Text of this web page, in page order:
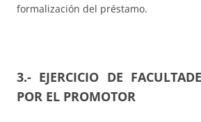
formalización del préstamo.
3.- EJERCICIO DE
POR EL PROMOTOR